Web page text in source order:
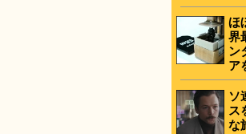
ほ
界
ン
ア
ソ
ス
な